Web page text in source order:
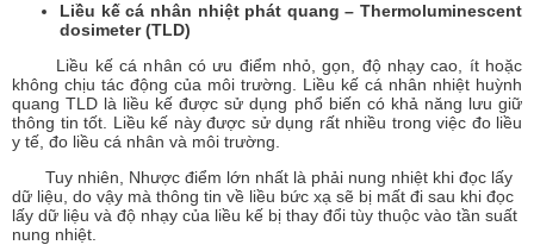
Liều kế cá nhân nhiệt phát quang – Thermoluminescent
dosimeter (TLD)
Liều kế cá nhân có ưu điểm nhỏ, gọn, độ nhạy cao, ít hoặc
không chịu tác động của môi trường. Liều kế cá nhân nhiệt huỳnh
quang TLD là liều kế được sử dụng phổ biến có khả năng lưu giữ
thông tin tốt. Liều kế này được sử dụng rất nhiều trong việc đo liều
y tế, đo liều cá nhân và môi trường.
Tuy nhiên, Nhược điểm lớn nhất là phải nung nhiệt khi đọc lấy
dữ liệu, do vậy mà thông tin về liều bức xạ sẽ bị mất đi sau khi đọc
lấy dữ liệu và độ nhạy của liều kế bị thay đổi tùy thuộc vào tần suất
nung nhiệt.